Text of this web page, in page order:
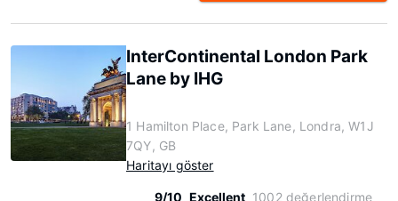
InterContinental London Park
Lane by IHG
1 Hamilton Place, Park Lane, Londra, W1J
7QY, GB
Haritayı göster
9/10 Excellent 1002 değerlendirme